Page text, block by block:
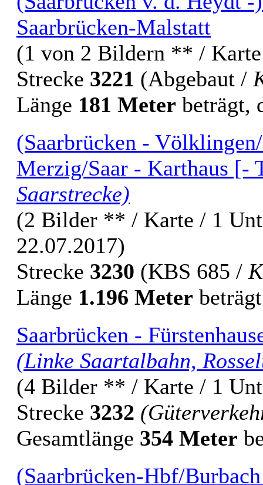
Saarbrücken-Malstatt
(1 von 2 Bildern ** /
Strecke 3221 (Abgebaut /
Länge 181 Meter beträgt,
(Saarbrücken -
Merzig/Saar - Karthaus [-
Saarstrecke)
(2 Bilder ** / Karte / 1
22.07.2017)
Strecke 3230 (KBS 685 /
Länge 1.196 Meter
Saarbrücken -
(Linke Saartalbahn,
(4 Bilder ** / Karte / 1
Strecke 3232
Gesamtlänge 354 Meter
(Saarbrücken-Hbf/